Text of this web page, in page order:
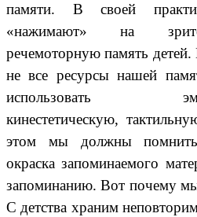
памяти. В своей
«нажимают» на
речемоторную память детей.
не все ресурсы нашей
использовать
кинестетическую,
этом мы должны
окраска запоминаемого
запоминанию. Вот почему
С детства храним